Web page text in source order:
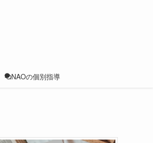
NAOの個別指導